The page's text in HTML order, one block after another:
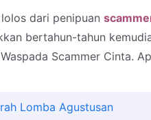
dari penipuan
bertahun-tahun
Scammer Cinta.
Lomba Agustusan